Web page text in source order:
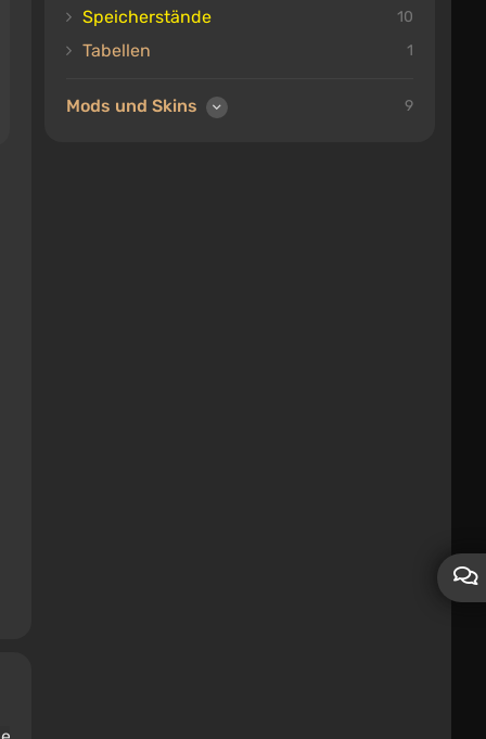
Speicherstände 10
Tabellen 1
Mods und Skins 9